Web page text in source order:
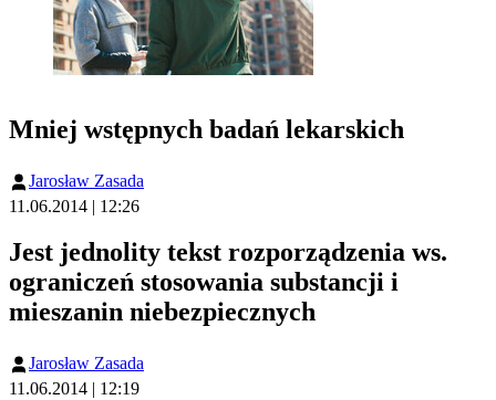
Mniej wstępnych badań lekarskich
Jarosław Zasada
11.06.2014 | 12:26
Jest jednolity tekst rozporządzenia ws.
ograniczeń stosowania substancji i
mieszanin niebezpiecznych
Jarosław Zasada
11.06.2014 | 12:19